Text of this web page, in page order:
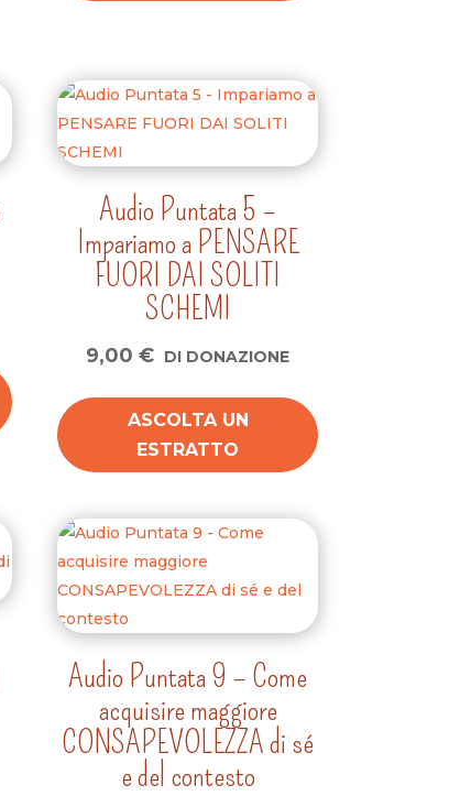
Audio Puntata 5 –
Impariamo a PENSARE
FUORI DAI SOLITI
SCHEMI
9,00€ DI DONAZIONE
ASCOLTA UN
ESTRATTO
Audio Puntata 9 – Come
acquisire maggiore
CONSAPEVOLEZZA di sé
e del contesto